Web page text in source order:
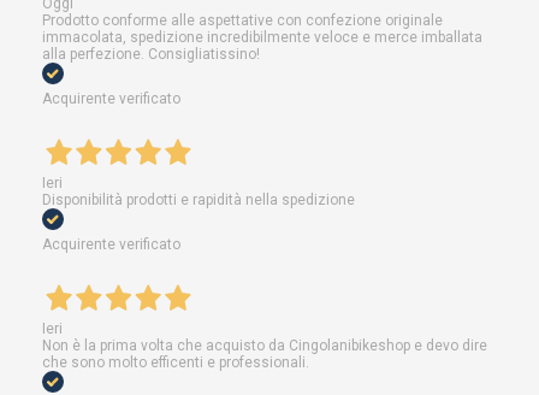
Oggi
Prodotto conforme alle aspettative con confezione originale
immacolata, spedizione incredibilmente veloce e merce imballata
alla perfezione. Consigliatissino!
Acquirente verificato
Ieri
Disponibilità prodotti e rapidità nella spedizione
Acquirente verificato
Ieri
Non è la prima volta che acquisto da Cingolanibikeshop e devo dire
che sono molto efficenti e professionali.